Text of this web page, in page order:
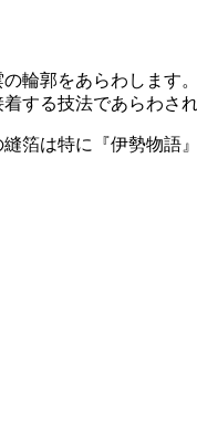
輪郭をあらわします
する技法であらわされ
箔は特に『伊勢物語